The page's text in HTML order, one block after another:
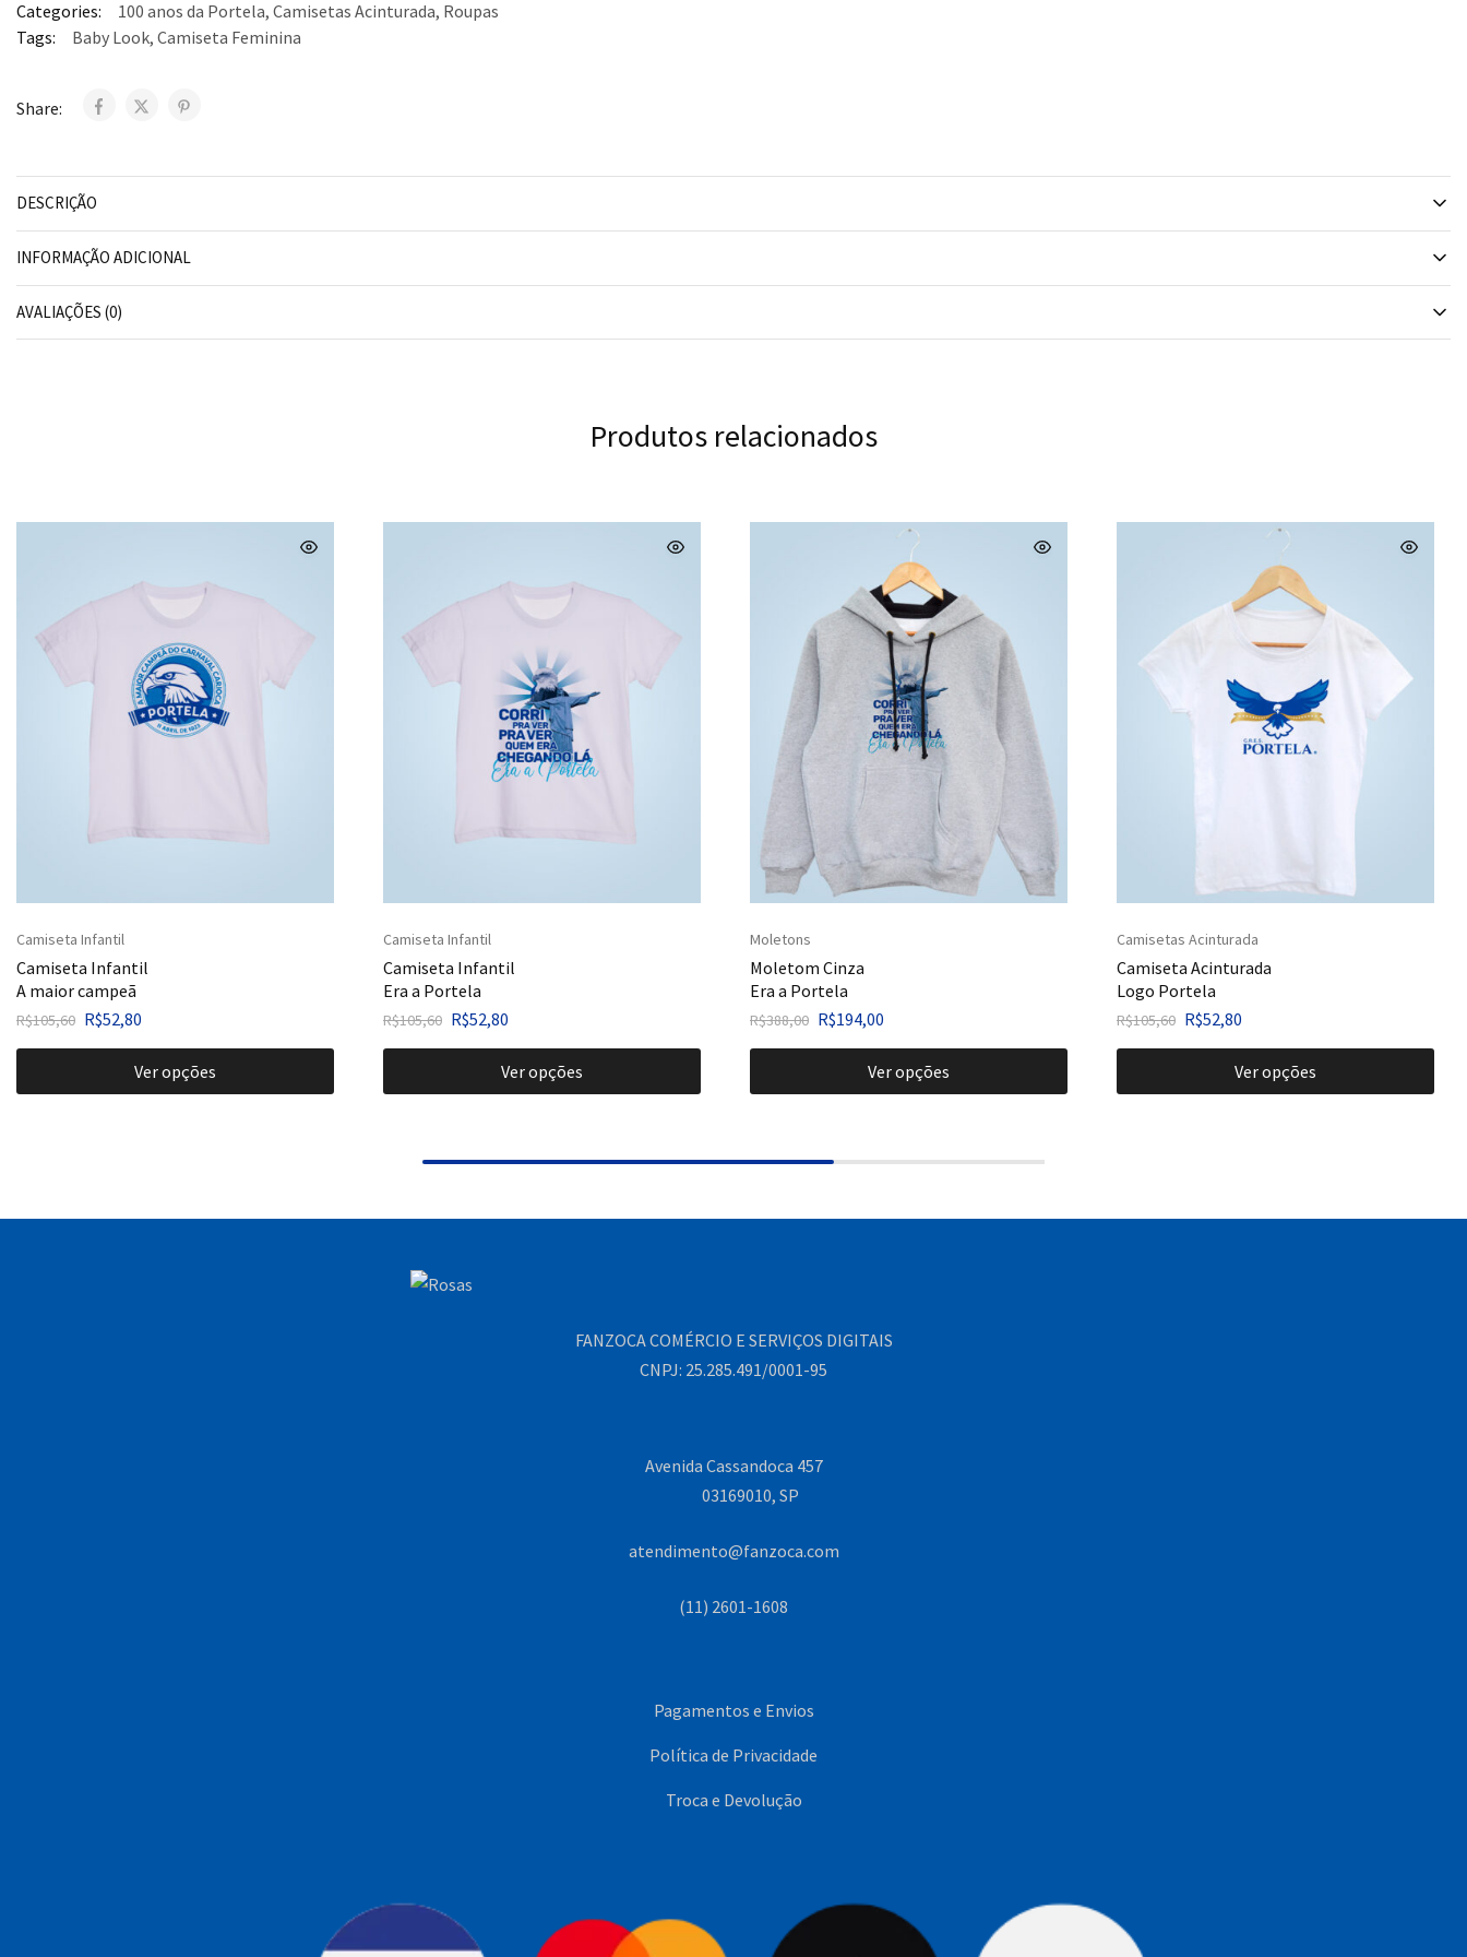
Categories:
100 anos da Portela, Camisetas Acinturada, Roupas
Tags:
Baby Look, Camiseta Feminina
Share:
DESCRIÇÃO
INFORMAÇÃO ADICIONAL
AVALIAÇÕES (0)
Produtos relacionados
Camiseta Infantil
Camiseta Infantil
A maior campeã
R$105,60 R$52,80
Ver opções
Camiseta Infantil
Camiseta Infantil
Era a Portela
R$105,60 R$52,80
Ver opções
Moletons
Moletom Cinza
Era a Portela
R$388,00 R$194,00
Ver opções
Camisetas Acinturada
Camiseta Acinturada
Logo Portela
R$105,60 R$52,80
Ver opções
FANZOCA COMÉRCIO E SERVIÇOS DIGITAIS
CNPJ: 25.285.491/0001-95
Avenida Cassandoca 457
03169010, SP
atendimento@fanzoca.com
(11) 2601-1608
Pagamentos e Envios
Política de Privacidade
Troca e Devolução